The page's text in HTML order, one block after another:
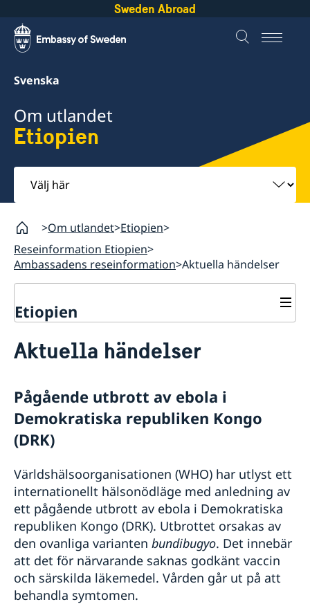
Sweden Abroad
Svenska
Om utlandet
Etiopien
Välj
här
Om utlandet Etiopien
Reseinformation Etiopien
Ambassadens reseinformation Aktuella händelser
Etiopien
Hjälp till svenskar i Etiopien
Pass i Etiopien
Förnyelse av pass för vuxna
Förnyelse av pass för barn under 18 år
Ansökan om första pass för barn under 18 år
Samordningsnummer
Svenskt medborgarskap i Etiopien
Dubbelt medborgarskap
Registrera nyfödd utomlands
Avgifter i Etiopien
Akut hjälp i Etiopien
Gifta sig i Etiopien
Legaliseringar i Etiopien
Ambassadens reseinformation
Aktuella händelser
Allmänna säkerhetsläget
Terrorism
Naturförhållanden och katastrofer
In- och utresebestämmelser
Hälso- och sjukvård
Lokala lagar och sedvänjor
Kriminalitet och personlig säkerhet
Trafiksäkerhet
Resa i landet
Om olyckan är framme
Affärer och handel med Etiopien
Aktuella händelser
Pågående utbrott av ebola i
Demokratiska republiken Kongo
(DRK)
Världshälsoorganisationen (WHO) har utlyst ett
internationellt hälsonödläge med anledning av
ett pågående utbrott av ebola i Demokratiska
republiken Kongo (DRK). Utbrottet orsakas av
den ovanliga varianten bundibugyo. Det innebär
att det för närvarande saknas godkänt vaccin
och särskilda läkemedel. Vården går ut på att
behandla symtomen.